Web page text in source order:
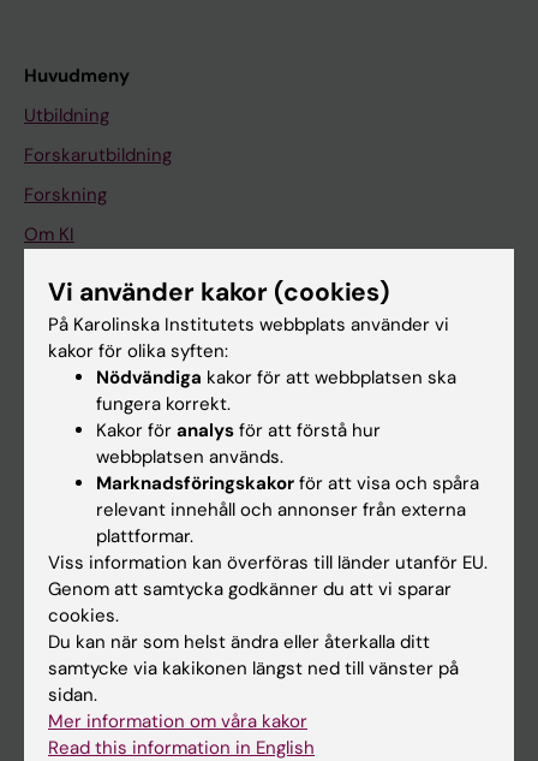
Huvudmeny
Utbildning
Forskarutbildning
Forskning
Om KI
På gång
Nyheter
Kalender
Schema
Studentmejlen
Kurs- och programwebbar
Student på KI
Vi använder kakor (cookies)
På Karolinska Institutets webbplats använder vi
kakor för olika syften:
Nödvändiga kakor för att webbplatsen ska
fungera korrekt.
Kakor för analys för att förstå hur
webbplatsen används.
Marknadsföringskakor för att visa och spåra
relevant innehåll och annonser från externa
plattformar.
Viss information kan överföras till länder utanför EU.
Genom att samtycka godkänner du att vi sparar
cookies.
Du kan när som helst ändra eller återkalla ditt
samtycke via kakikonen längst ned till vänster på
sidan.
Mer information om våra kakor
Read this information in English